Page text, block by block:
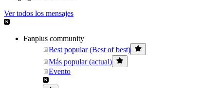
Ver todos los mensajes
Fanplus community
Best popular (Best of best)
Más popular (actual)
Evento